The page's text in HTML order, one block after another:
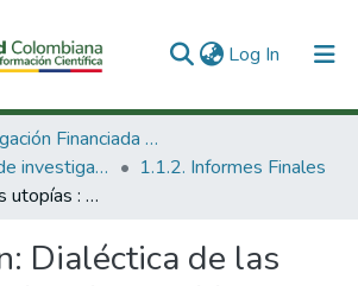
Log In (current)
1. Investigación Financiada con Recursos Públicos
1.1 Productos de investigación
1.1.2. Informes Finales
Dialéctica de las utopías : Del no lugar al lugar perfecto en el Imaginario Fanciscano en La Nueva Granada 1550 - 1630.
Dialéctica de las